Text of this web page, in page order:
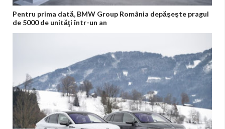
Pentru prima dată, BMW Group România depăşeşte pragul
de 5000 de unităţi într-un an